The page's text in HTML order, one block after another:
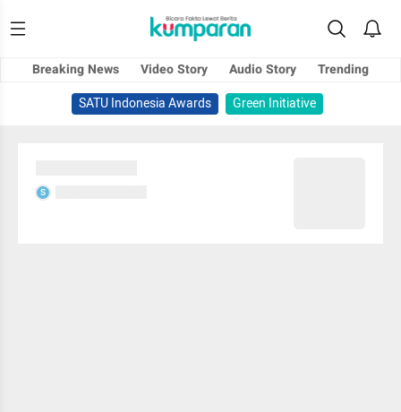
Breaking News Video Story Audio Story
Trending
SATU Indonesia Awards
Green Initiative
S